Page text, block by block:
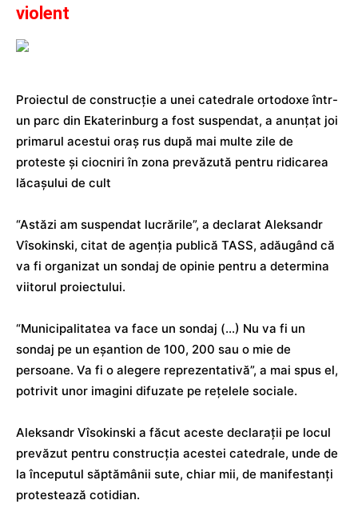
violent
Proiectul de construcţie a unei catedrale ortodoxe într-
un parc din Ekaterinburg a fost suspendat, a anunţat joi
primarul acestui oraş rus după mai multe zile de
proteste şi ciocniri în zona prevăzută pentru ridicarea
lăcaşului de cult
“Astăzi am suspendat lucrările”, a declarat Aleksandr
Vîsokinski, citat de agenţia publică TASS, adăugând că
va fi organizat un sondaj de opinie pentru a determina
viitorul proiectului.
“Municipalitatea va face un sondaj (…) Nu va fi un
sondaj pe un eşantion de 100, 200 sau o mie de
persoane. Va fi o alegere reprezentativă”, a mai spus el,
potrivit unor imagini difuzate pe reţelele sociale.
Aleksandr Vîsokinski a făcut aceste declaraţii pe locul
prevăzut pentru construcţia acestei catedrale, unde de
la începutul săptămânii sute, chiar mii, de manifestanţi
protestează cotidian.